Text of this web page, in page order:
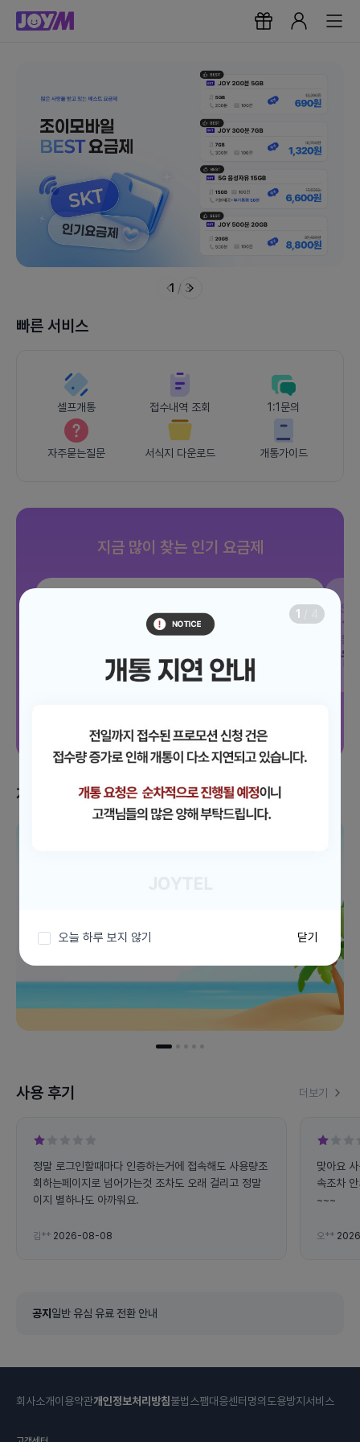
1 / 3
빠른 서비스
셀프개통 접수내역 조회 1:1문의
자주묻는질문 서식지 다운로드 개통가이드
지금 많이 찾는 인기 요금제
JOY 500분 30GB
문자 100건
월 12,100원/ 평생할인
통
사용 후기 더보기
정말 로그인할때마다 인증하는거에 접속해도 사용량조
회하는페이지로 넘어가는것 조차도 오래 걸리고 정말
이지 별하나도 아까워요.
김** 2026-08-08
맞아요
속조차
~~~
오**
지금 받을 수 있는 혜택 이벤트 더보기
공지 일반 유심 유료 전환 안내
회사소개이용약관개인정보처리방침불법스팸대응센터 명의도용방지서비스
오늘 하루 보지 않기 닫기
1